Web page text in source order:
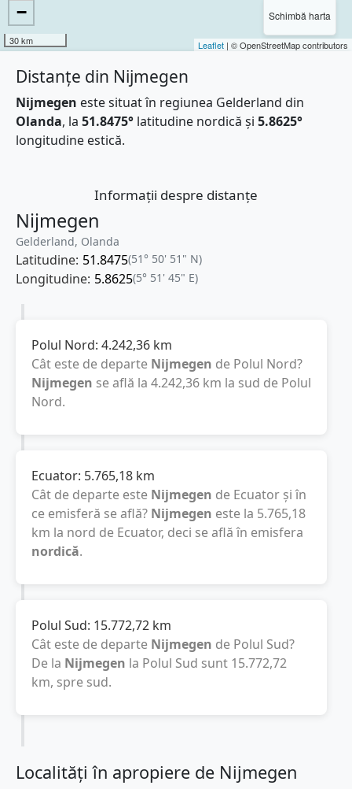
Schimbă harta
−
30 km Leaflet | © OpenStreetMap contributors
Distanțe din Nijmegen
Nijmegen este situat în regiunea Gelderland din
Olanda, la 51.8475° latitudine nordică și 5.8625°
longitudine estică.
Informații despre distanțe
Nijmegen
Gelderland, Olanda
Latitudine: 51.8475(51° 50' 51" N)
Longitudine: 5.8625(5° 51' 45" E)
Polul Nord: 4.242,36 km
Cât este de departe Nijmegen de Polul Nord?
Nijmegen se află la 4.242,36 km la sud de Polul
Nord.
Ecuator: 5.765,18 km
Cât de departe este Nijmegen de Ecuator și în
ce emisferă se află? Nijmegen este la 5.765,18
km la nord de Ecuator, deci se află în emisfera
nordică.
Polul Sud: 15.772,72 km
Cât este de departe Nijmegen de Polul Sud?
De la Nijmegen la Polul Sud sunt 15.772,72
km, spre sud.
Localități în apropiere de Nijmegen